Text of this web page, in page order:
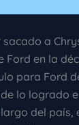
a
Ford en la
para Ford
lo logrado
del país,